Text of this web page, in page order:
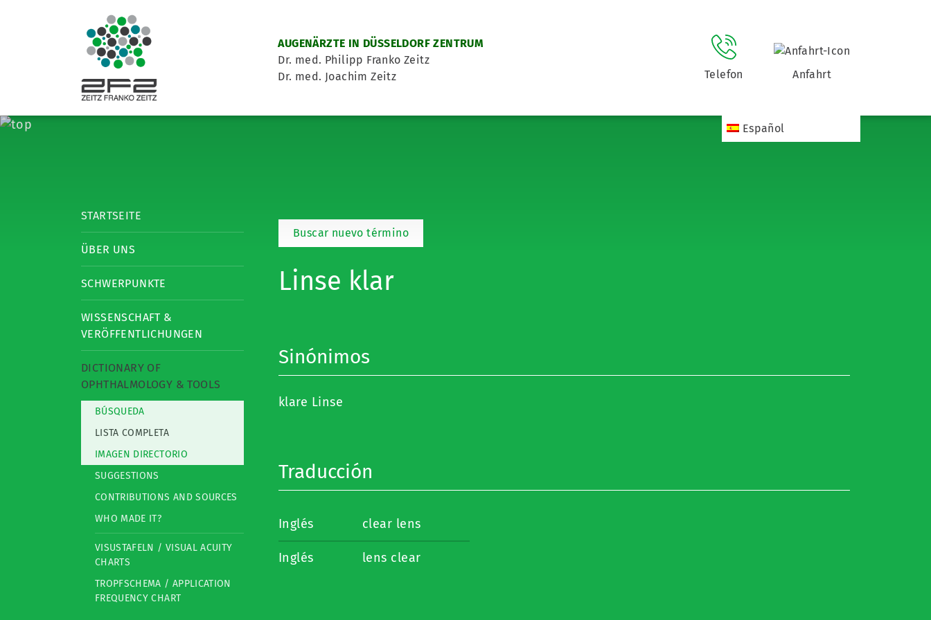
AUGENÄRZTE IN DÜSSELDORF ZENTRUM
Dr. med. Philipp Franko Zeitz
Dr. med. Joachim Zeitz
Telefon Anfahrt
Español
STARTSEITE
ÜBER UNS
SCHWERPUNKTE
WISSENSCHAFT &
VERÖFFENTLICHUNGEN
DICTIONARY OF
OPHTHALMOLOGY & TOOLS
BÚSQUEDA
LISTA COMPLETA
IMAGEN DIRECTORIO
SUGGESTIONS
CONTRIBUTIONS AND SOURCES
WHO MADE IT?
VISUSTAFELN / VISUAL ACUITY
CHARTS
TROPFSCHEMA / APPLICATION
FREQUENCY CHART
Buscar nuevo término
Linse klar
Sinónimos
klare Linse
Traducción
Inglés clear lens
Inglés lens clear